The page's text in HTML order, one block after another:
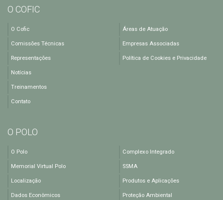
O COFIC
O Cofic
Comissões Técnicas
Representações
Áreas de Atuação
Empresas Associadas
Política de Cookies e Privacidade
Notícias
Treinamentos
Contato
O POLO
O Polo
Memorial Virtual Polo
Localização
Dados Econômicos
Complexo Integrado
SSMA
Produtos e Aplicações
Proteção Ambiental